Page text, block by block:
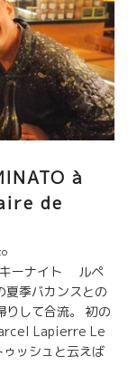
à
de
キーナイト ルペ
夏季バカンスとの
りして合流。 初の
Lapierre Le
ッシュと云えば
ボジョレから戻